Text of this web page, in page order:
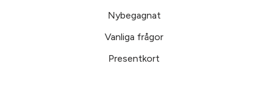
Nybegagnat
Vanliga frågor
Presentkort